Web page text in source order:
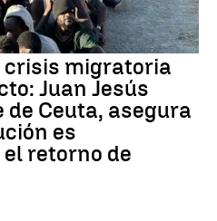
crisis migratoria
Juan Jesús
Ceuta, asegura
es
retorno de